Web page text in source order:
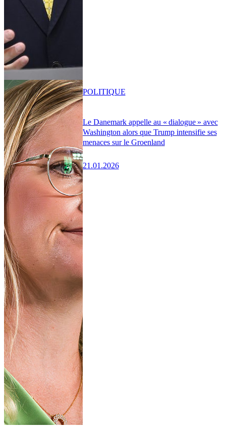
Le Danemark appelle au « dialogue » avec
Washington alors que Trump intensifie ses
menaces sur le Groenland
21.01.2026
POLITIQUE